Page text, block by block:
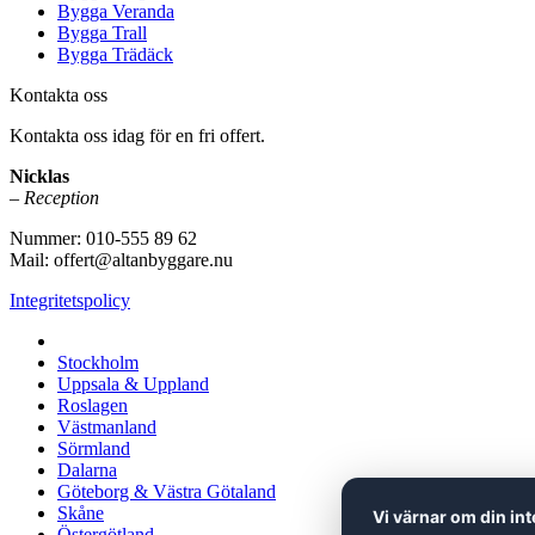
Bygga Veranda
Bygga Trall
Bygga Trädäck
Kontakta oss
Kontakta oss idag för en fri offert.
Nicklas
– Reception
Nummer: 010-555 89 62
Mail: offert@altanbyggare.nu
Integritetspolicy
Stockholm
Uppsala & Uppland
Roslagen
Västmanland
Sörmland
Dalarna
Göteborg & Västra Götaland
Skåne
Vi värnar om din